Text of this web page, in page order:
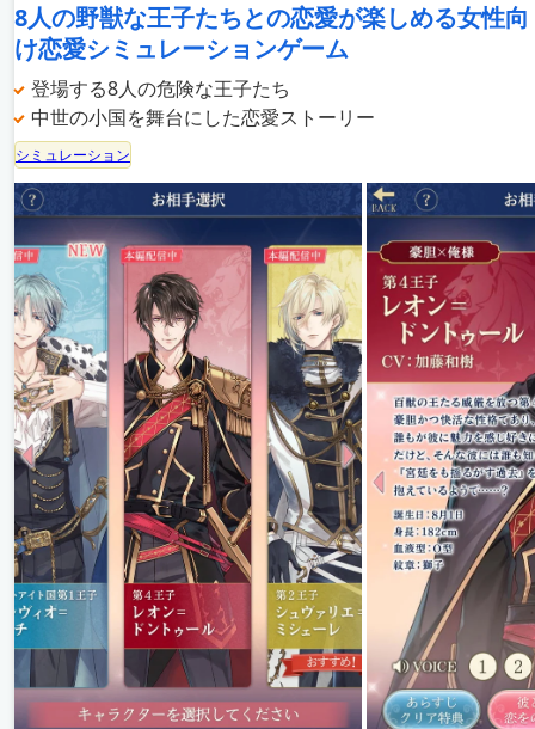
8人の野獣な王子たちとの恋愛が楽しめる女性向
け恋愛シミュレーションゲーム
登場する8人の危険な王子たち
中世の小国を舞台にした恋愛ストーリー
シミュレーション